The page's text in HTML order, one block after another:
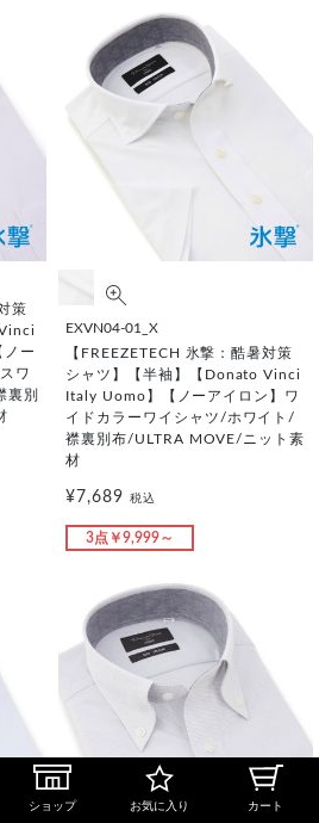
策
ー
ワ
裏別
EXVN04-01_X
【FREEZETECH 氷撃：酷暑対策
シャツ】【半袖】【Donato Vinci
Italy Uomo】【ノーアイロン】ワ
イドカラーワイシャツ/ホワイト/
襟裏別布/ULTRA MOVE/ニット素
材
¥7,689 税込
3点￥9,999～
ショップ お気に入り カート